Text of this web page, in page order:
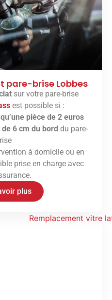
pare-brise Lobbes
sur votre pare-brise
est possible si :
pièce de 2 euros
de 6 cm du bord du pare-
à domicile ou en
prise en charge avec
plus